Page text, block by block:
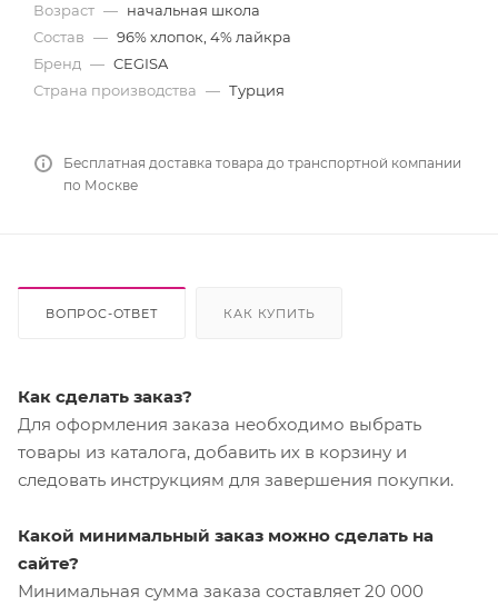
Возраст — начальная школа
Состав — 96% хлопок, 4% лайкра
Бренд — CEGISA
Страна производства — Турция
Бесплатная доставка товара до транспортной компании
по Москве
ВОПРОС-ОТВЕТ КАК КУПИТЬ
Как сделать заказ?
Для оформления заказа необходимо выбрать
товары из каталога, добавить их в корзину и
следовать инструкциям для завершения покупки.
Какой минимальный заказ можно сделать на
сайте?
Минимальная сумма заказа составляет 20 000